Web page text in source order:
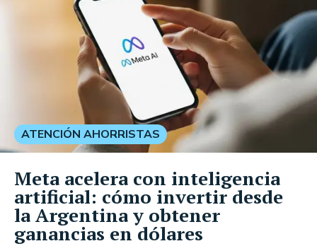
ATENCIÓN AHORRISTAS
Meta acelera con inteligencia
artificial: cómo invertir desde
la Argentina y obtener
ganancias en dólares